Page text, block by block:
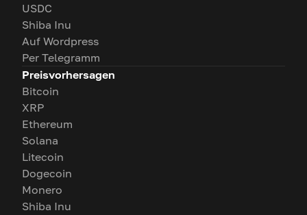
USDC
Shiba Inu
Auf Wordpress
Per Telegramm
Preisvorhersagen
Bitcoin
XRP
Ethereum
Solana
Litecoin
Dogecoin
Monero
Shiba Inu